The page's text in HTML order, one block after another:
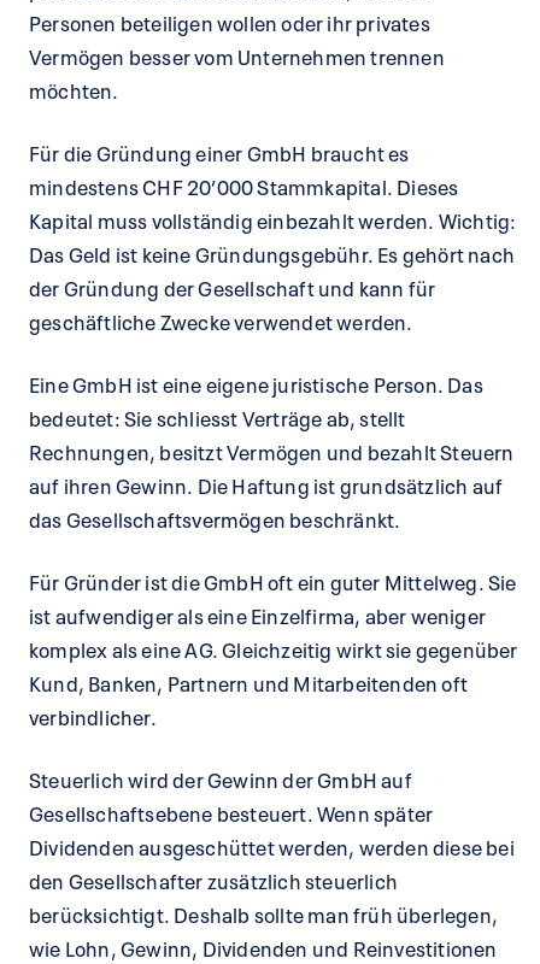
Personen beteiligen wollen oder ihr privates
Vermögen besser vom Unternehmen trennen
möchten.
Für die Gründung einer GmbH braucht es
mindestens CHF 20’000 Stammkapital. Dieses
Kapital muss vollständig einbezahlt werden. Wichtig:
Das Geld ist keine Gründungsgebühr. Es gehört nach
der Gründung der Gesellschaft und kann für
geschäftliche Zwecke verwendet werden.
Eine GmbH ist eine eigene juristische Person. Das
bedeutet: Sie schliesst Verträge ab, stellt
Rechnungen, besitzt Vermögen und bezahlt Steuern
auf ihren Gewinn. Die Haftung ist grundsätzlich auf
das Gesellschaftsvermögen beschränkt.
Für Gründer ist die GmbH oft ein guter Mittelweg. Sie
ist aufwendiger als eine Einzelfirma, aber weniger
komplex als eine AG. Gleichzeitig wirkt sie gegenüber
Kund, Banken, Partnern und Mitarbeitenden oft
verbindlicher.
Steuerlich wird der Gewinn der GmbH auf
Gesellschaftsebene besteuert. Wenn später
Dividenden ausgeschüttet werden, werden diese bei
den Gesellschafter zusätzlich steuerlich
berücksichtigt. Deshalb sollte man früh überlegen,
wie Lohn, Gewinn, Dividenden und Reinvestitionen